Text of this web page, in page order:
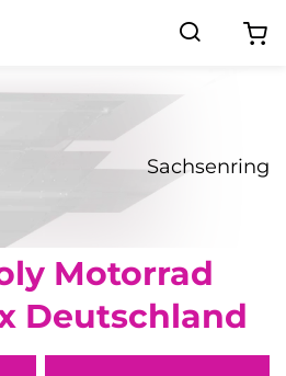
Sachsenring
Motorrad
Deutschland